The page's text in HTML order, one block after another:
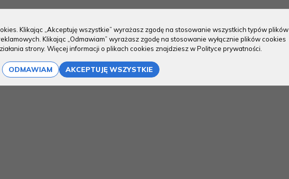
Klikając „Akceptuję wszystkie” wyrażasz zgodę na stosowanie wszystkich typów plików
Klikając „Odmawiam” wyrażasz zgodę na stosowanie wyłącznie plików cookies
strony. Więcej informacji o plikach cookies znajdziesz w Polityce prywatności.
ODMAWIAM AKCEPTUJĘ WSZYSTKIE